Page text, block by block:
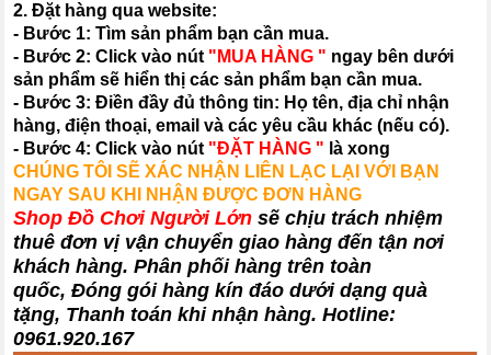
2. Đặt hàng qua website:
- Bước 1: Tìm sản phẩm bạn cần mua.
- Bước 2: Click vào nút "MUA HÀNG " ngay bên dưới
sản phẩm sẽ hiển thị các sản phẩm bạn cần mua.
- Bước 3: Điền đầy đủ thông tin: Họ tên, địa chỉ nhận
hàng, điện thoại, email và các yêu cầu khác (nếu có).
- Bước 4: Click vào nút "ĐẶT HÀNG " là xong
CHÚNG TÔI SẼ XÁC NHẬN LIÊN LẠC LẠI VỚI BẠN
NGAY SAU KHI NHẬN ĐƯỢC ĐƠN HÀNG
Shop Đồ Chơi Người Lớn sẽ chịu trách nhiệm
thuê đơn vị vận chuyển giao hàng đến tận nơi
khách hàng. Phân phối hàng trên toàn
quốc, Đóng gói hàng kín đáo dưới dạng quà
tặng, Thanh toán khi nhận hàng. Hotline:
0961.920.167